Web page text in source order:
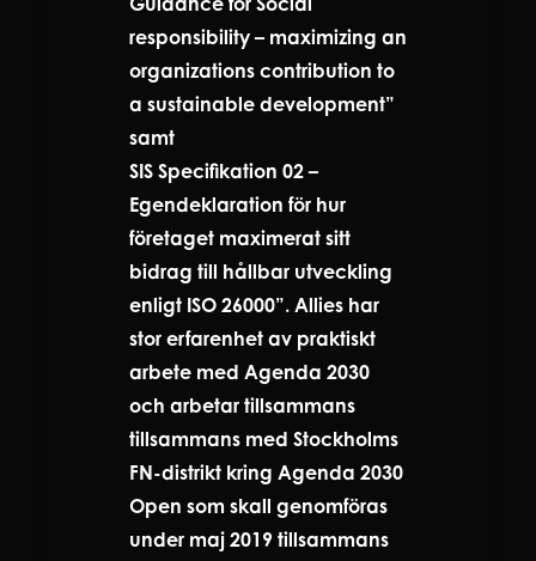
responsibility – maximizing an
organizations contribution to
a sustainable development”
samt
SIS Specifikation 02 –
Egendeklaration för hur
företaget maximerat sitt
bidrag till hållbar utveckling
enligt ISO 26000”. Allies har
stor erfarenhet av praktiskt
arbete med Agenda 2030
och arbetar tillsammans
tillsammans med Stockholms
FN-distrikt kring Agenda 2030
Open som skall genomföras
under maj 2019 tillsammans